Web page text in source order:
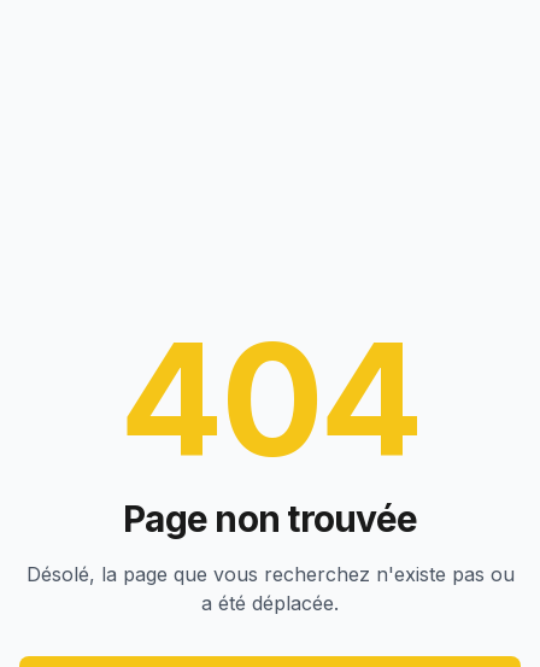
404
Page non trouvée
Désolé, la page que vous recherchez n'existe pas ou
a été déplacée.